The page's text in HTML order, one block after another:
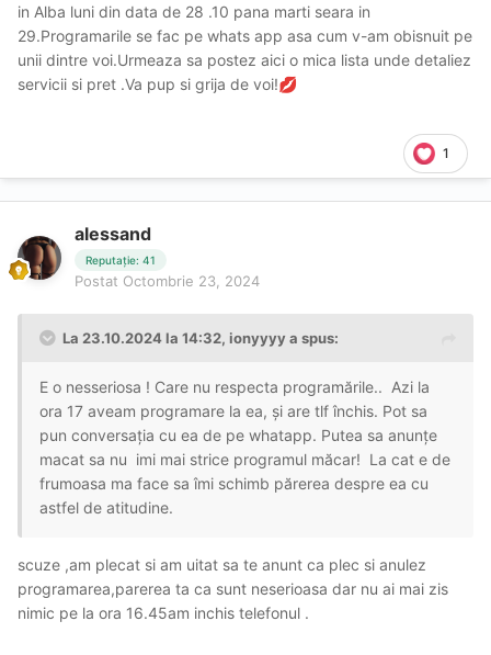
in Alba luni din data de 28 .10 pana marti seara in
29.Programarile se fac pe whats app asa cum v-am obisnuit pe
unii dintre voi.Urmeaza sa postez aici o mica lista unde detaliez
servicii si pret .Va pup si grija de voi!💋
1
alessand
Reputație: 41
Postat Octombrie 23, 2024
La 23.10.2024 la 14:32, ionyyyya spus:
E o nesseriosa ! Care nu respecta programările.. Azi la
ora 17 aveam programare la ea, și are tlf închis. Pot sa
pun conversația cu ea de pe whatapp. Putea sa anunțe
macat sa nu imi mai strice programul măcar! La cat e de
frumoasa ma face sa îmi schimb părerea despre ea cu
astfel de atitudine.
scuze ,am plecat si am uitat sa te anunt ca plec si anulez
programarea,parerea ta ca sunt neserioasa dar nu ai mai zis
nimic pe la ora 16.45am inchis telefonul .